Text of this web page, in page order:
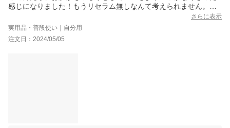
感じになりました！もうリセラム無しなんて考えられません。す
ごく伸びが良いので2、3ミリ玉朝晩使用で1ヶ月くらい持ちます。
原料の由来もしっかりしているので安心して使えます。
実年齢を言うとビックリされるお肌になりました。もうずっとリ
ピします&#9825;
さらに表示
実用品・普段使い｜自分用
注文日：2024/05/05